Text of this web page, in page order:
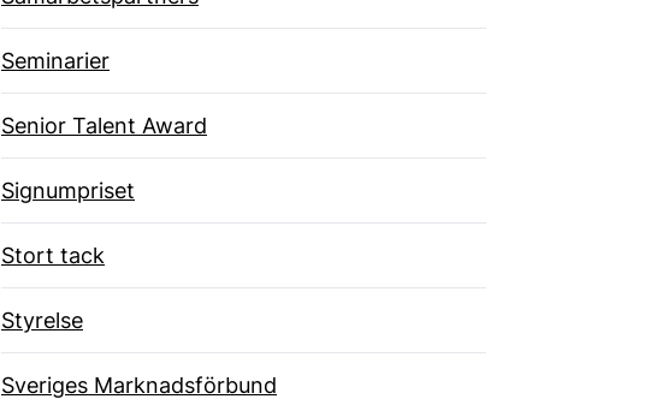
Seminarier
Senior Talent Award
Signumpriset
Stort tack
Styrelse
Sveriges Marknadsförbund